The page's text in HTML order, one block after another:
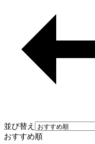
並び替え
おすすめ順